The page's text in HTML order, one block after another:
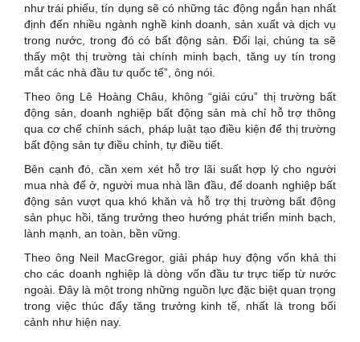
như trái phiếu, tín dụng sẽ có những tác động ngắn hạn nhất
định đến nhiều ngành nghề kinh doanh, sản xuất và dịch vụ
trong nước, trong đó có bất động sản. Đổi lại, chúng ta sẽ
thấy một thị trường tài chính minh bạch, tăng uy tín trong
mắt các nhà đầu tư quốc tế”, ông nói.
Theo ông Lê Hoàng Châu, không “giải cứu” thị trường bất
động sản, doanh nghiệp bất động sản mà chỉ hỗ trợ thông
qua cơ chế chính sách, pháp luật tạo điều kiện để thị trường
bất động sản tự điều chỉnh, tự điều tiết.
Bên cạnh đó, cần xem xét hỗ trợ lãi suất hợp lý cho người
mua nhà để ở, người mua nhà lần đầu, để doanh nghiệp bất
động sản vượt qua khó khăn và hỗ trợ thị trường bất động
sản phục hồi, tăng trưởng theo hướng phát triển minh bạch,
lành mạnh, an toàn, bền vững.
Theo ông Neil MacGregor, giải pháp huy động vốn khả thi
cho các doanh nghiệp là dòng vốn đầu tư trực tiếp từ nước
ngoài. Đây là một trong những nguồn lực đặc biệt quan trọng
trong việc thúc đẩy tăng trưởng kinh tế, nhất là trong bối
cảnh như hiện nay.